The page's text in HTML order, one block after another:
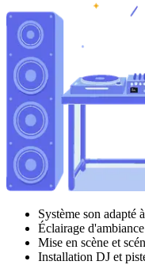
Système son adapté
Éclairage d'ambiance
Mise en scène et
Installation DJ et